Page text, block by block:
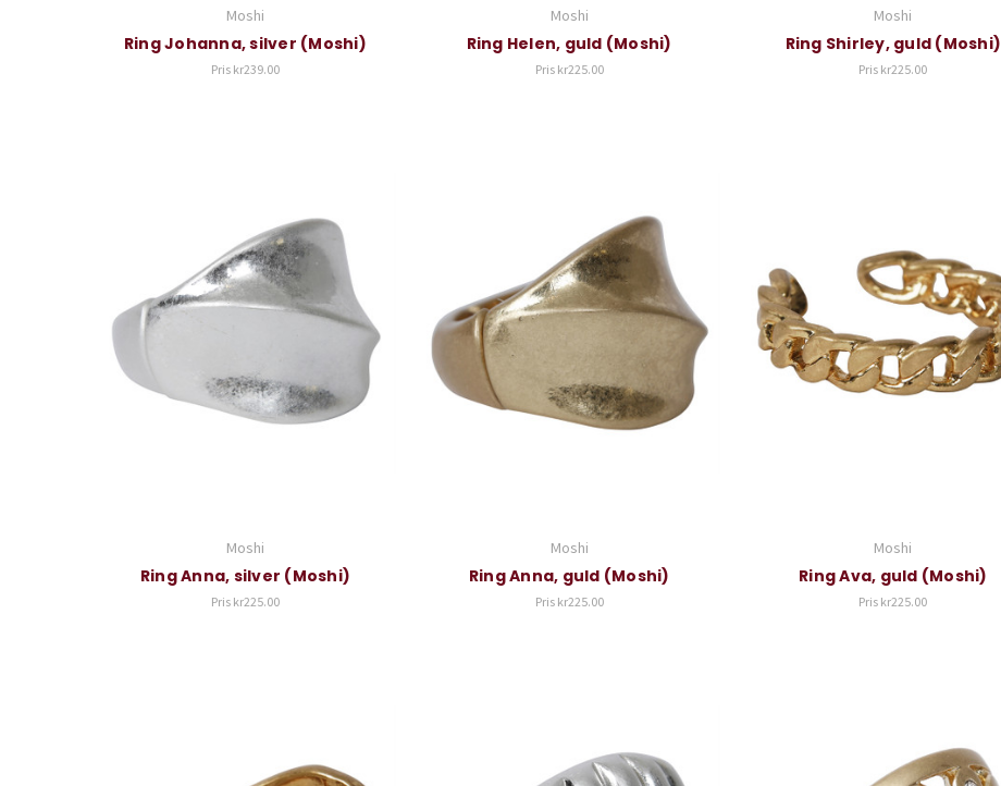
Moshi
Ring Johanna, silver (Moshi)
Pris kr239.00
Moshi
Ring Helen, guld (Moshi)
Pris kr225.00
Moshi
Ring Shirley, guld (Moshi)
Pris kr225.00
Moshi
Ring Anna, silver (Moshi)
Pris kr225.00
Moshi
Ring Anna, guld (Moshi)
Pris kr225.00
Moshi
Ring Ava, guld (Moshi)
Pris kr225.00